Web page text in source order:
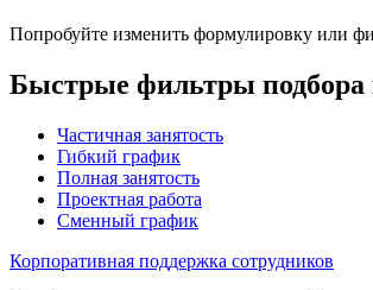
Попробуйте изменить формулировку или
Быстрые фильтры подбора
Частичная занятость
Гибкий график
Полная занятость
Проектная работа
Сменный график
Корпоративная поддержка сотрудников